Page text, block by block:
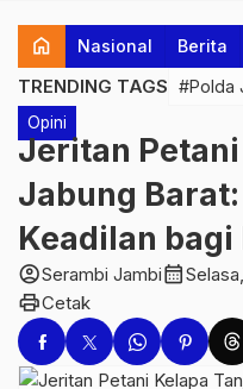
home Nasional Berita
TRENDING TAGS #Polda
Opini
Jeritan
Jabung
Keadilan bagi
account_circleSerambi Jambicalendar_month
printCetak